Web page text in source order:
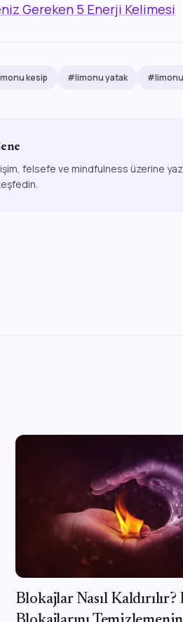
Gereken 5 Enerji Kelimesi
kesip #limonu yatak
felsefe ve mindfulness üzerine
Blokajlar Nasıl